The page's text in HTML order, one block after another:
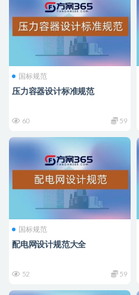
国标规范
压力容器设计标准规范
60 59
国标规范
配电网设计规范大全
52 59